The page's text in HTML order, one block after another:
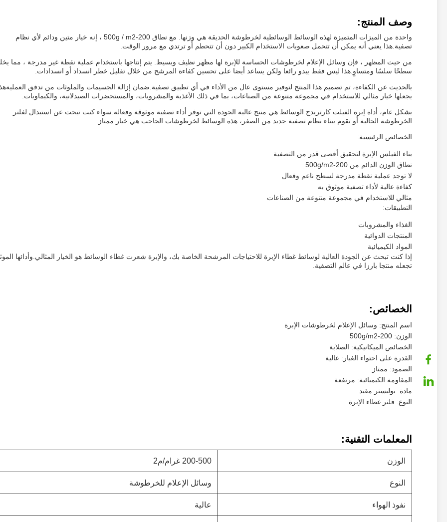
وصف المنتج:
واحدة من الميزات المتميزة لهذه الوسائط الوسائطية لخرطوشة الحديقة هي وزنها. مع نطاق 200-500g / m2 ، إنه خيار متين ودائم لأي نظام
تصفية.هذا يعني أنه يمكن أن تتحمل صعوبات الاستخدام الكبير دون أن تتحطم أو ترتدي مع مرور الوقت.
من حيث المظهر ، فإن وسائل الإعلام لخرطوشات الحساسة للإبرة لها مظهر نظيف وبسيط. يتم إنتاجها باستخدام عملية نقطة غير مدرجة ، مما
سطحًا سلسًا ومتساوٍ.هذا ليس فقط يبدو رائعا ولكن يساعد أيضا على تحسين كفاءة المرشح من خلال تقليل خطر انسداد أو انسدادات.
بالحديث عن الكفاءة، تم تصميم هذا المنتج لتوفير مستوى عال من الأداء في أي تطبيق تصفية.ضمان إزالة الجسيمات والملوثات من تدفق
يجعلها خيار مثالي للاستخدام في مجموعة متنوعة من الصناعات، بما في ذلك الأغذية والمشروبات، والمستحضرات الصيدلانية، والكيماويات.
بشكل عام، أداة إبرة الفيلت كارتريدج الوسائط هي منتج عالية الجودة التي توفر أداء تصفية موثوقة وفعالة.سواء كنت تبحث عن استبدال لفلتر
الخرطوشة الحالية أو تقوم ببناء نظام تصفية جديد من الصفر، هذه الوسائط لخرطوشات الحاجب هي خيار ممتاز.
الخصائص الرئيسية:
بناء الفيلس الإبرة لتحقيق أقصى قدر من التصفية
نطاق الوزن الدائم من 200-500g/m2
لا توجد عملية نقطة مدرجة لسطح ناعم وفعال
كفاءة عالية لأداء تصفية موثوق به
مثالي للاستخدام في مجموعة متنوعة من الصناعات
التطبيقات:
الغذاء والمشروبات
المنتجات الدوائية
المواد الكيميائية
إذا كنت تبحث عن الجودة العالية لوسائط غطاء الإبرة للاحتياجات المرشحة الخاصة بك، والإبرة شعرت غطاء الوسائط هو الخيار المثالي.وأدائها
تجعله منتجا بارزا في عالم التصفية.
الخصائص:
اسم المنتج: وسائل الإعلام لخرطوشات الإبرة
الوزن: 200-500g/m2
الخصائص الميكانيكية: الصلابة
القدرة على احتواء الغبار: عالية
الصمود: ممتاز
المقاومة الكيميائية: مرتفعة
مادة: بوليستر مقيد
النوع: فلتر غطاء الإبرة
المعلمات التقنية:
الوزن 200-500 غرام/م2
النوع وسائل الإعلام للخرطوشة
نفوذ الهواء عالية